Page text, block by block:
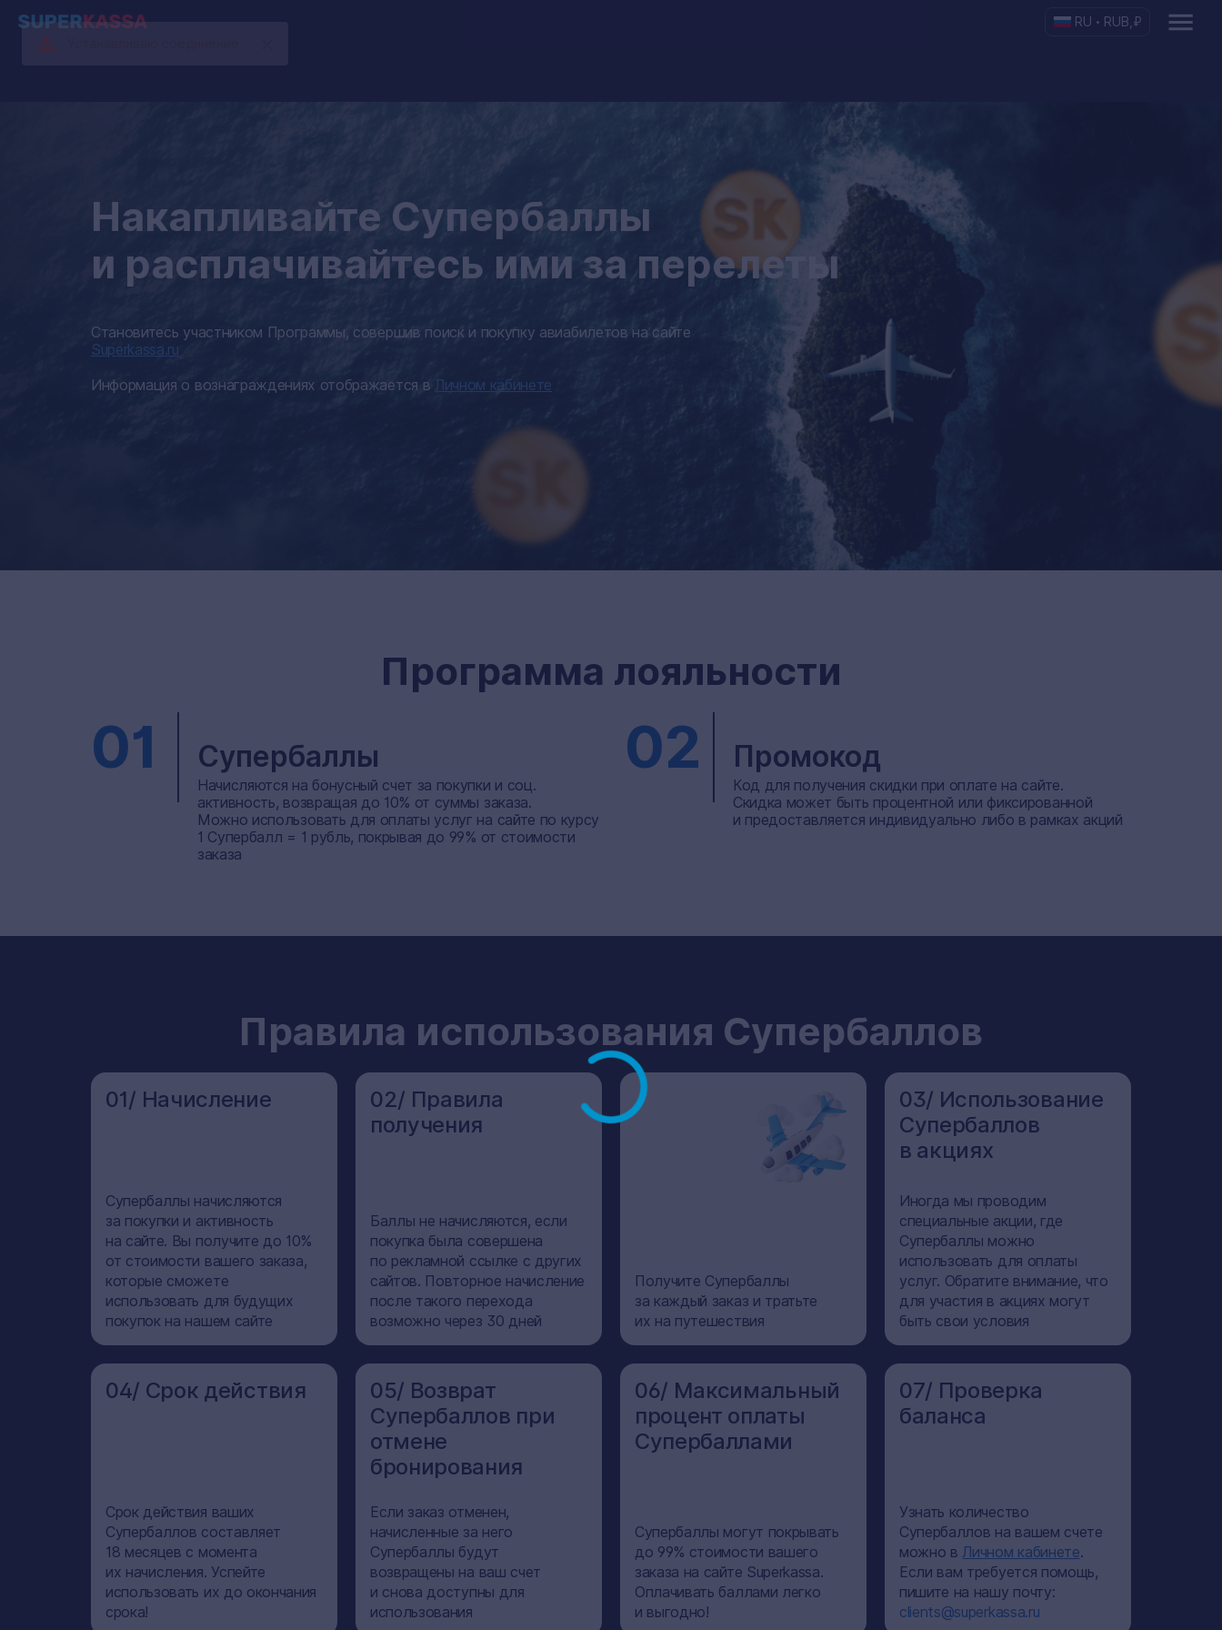
RU • RUB ₽
Устанавливаю соединение
Накапливайте Супербаллы
и расплачивайтесь ими за перелеты
Становитесь участником Программы, совершив поиск и покупку авиабилетов на сайте
Superkassa.ru
Информация о вознаграждениях отображается в Личном кабинете
Программа лояльности
01 Супербаллы
Начисляются на бонусный счет за покупки и соц.
активность, возвращая до 10% от суммы заказа.
Можно использовать для оплаты услуг на сайте по курсу
1 Супербалл = 1 рубль, покрывая до 99% от стоимости
заказа
02 Промокод
Код для получения скидки при оплате на сайте.
Скидка может быть процентной или фиксированной
и предоставляется индивидуально либо в рамках акций
Правила использования Супербаллов
01/ Начисление
Супербаллы начисляются
за покупки и активность
на сайте. Вы получите до 10%
от стоимости вашего заказа,
которые сможете
использовать для будущих
покупок на нашем сайте
02/ Правила
получения
Баллы не начисляются, если
покупка была совершена
по рекламной ссылке с других
сайтов. Повторное начисление
после такого перехода
возможно через 30 дней
Получите Супербаллы
за каждый заказ и тратьте
их на путешествия
03/ Использование
Супербаллов
в акциях
Иногда мы проводим
специальные акции, где
Супербаллы можно
использовать для оплаты
услуг. Обратите внимание, что
для участия в акциях могут
быть свои условия
04/ Срок действия
Срок действия ваших
Супербаллов составляет
18 месяцев с момента
их начисления. Успейте
использовать их до окончания
срока!
05/ Возврат
Супербаллов при
отмене
бронирования
Если заказ отменен,
начисленные за него
Супербаллы будут
возвращены на ваш счет
и снова доступны для
использования
06/ Максимальный
процент оплаты
Супербаллами
Супербаллы могут покрывать
до 99% стоимости вашего
заказа на сайте Superkassa.
Оплачивать баллами легко
и выгодно!
07/ Проверка
баланса
Узнать количество
Супербаллов на вашем счете
можно вЛичном кабинете.
Если вам требуется помощь,
пишите на нашу почту:
clients@superkassa.ru